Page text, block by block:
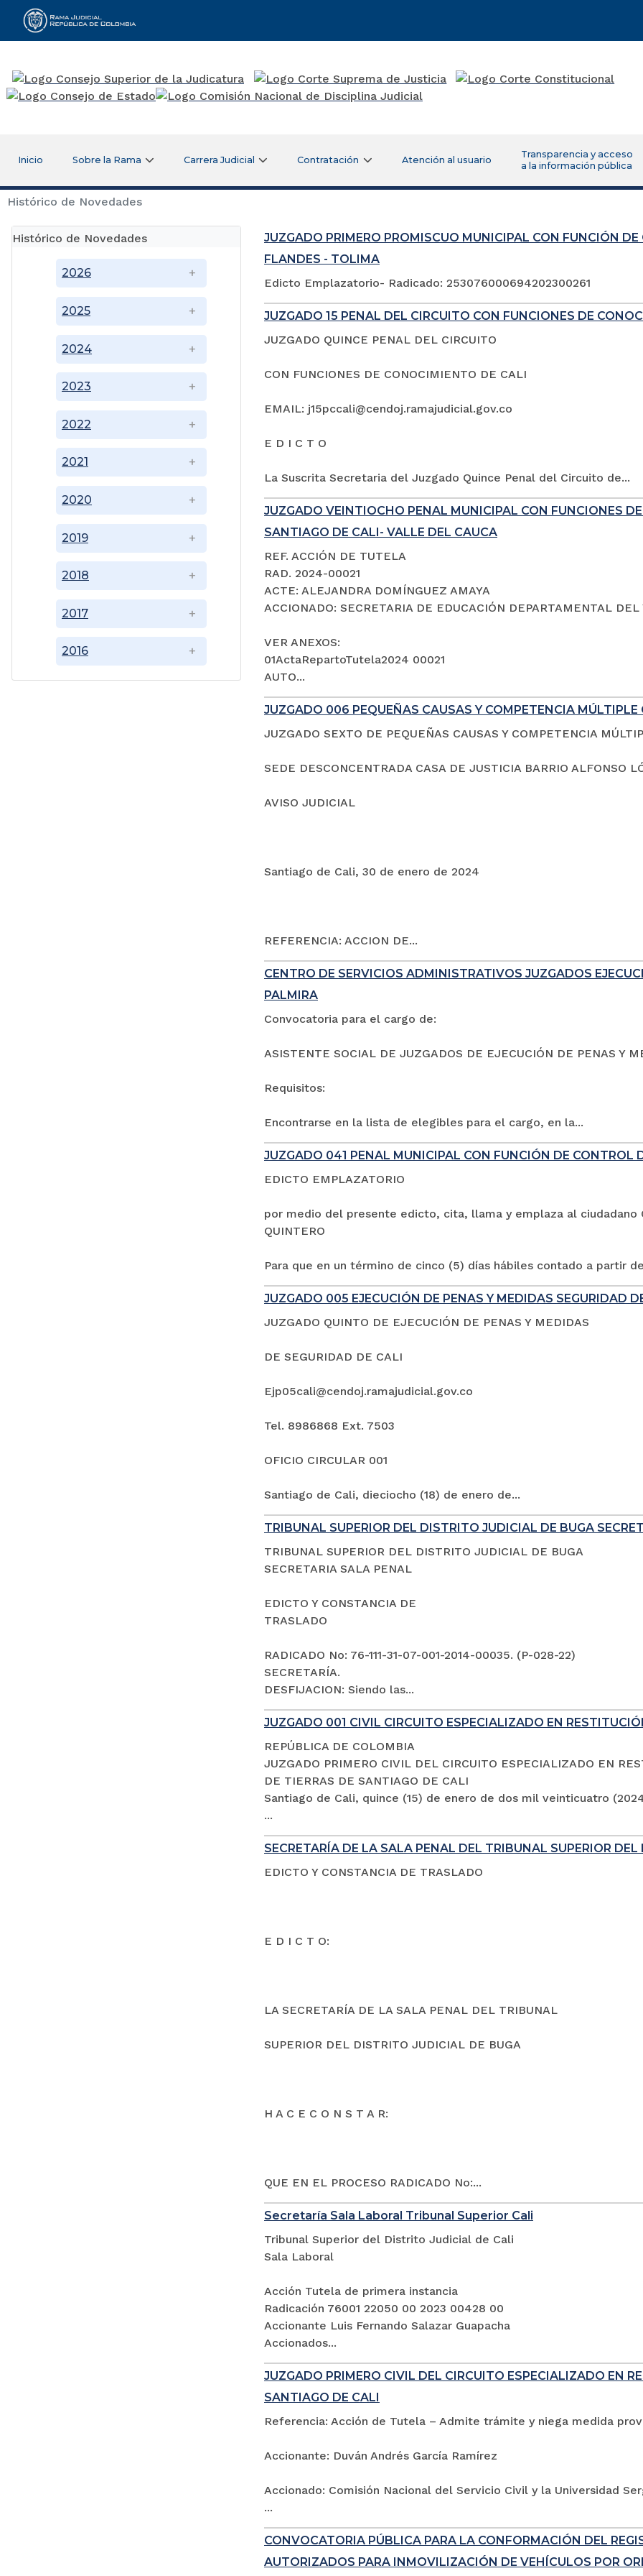
Rama Judicial
Inicio Sobre la Rama Carrera Judicial Contratación Atención al usuario
Transparencia y acceso
a la información pública
Histórico de Novedades
Histórico de Novedades
2016
2017
2018
2019
2020
2021
2022
2023
2024
2025
2026
JUZGADO PRIMERO PROMISCUO MUNICIPAL CON FUNCIÓN
FLANDES - TOLIMA
Edicto Emplazatorio- Radicado: 253076000694202300261
JUZGADO 15 PENAL DEL CIRCUITO CON FUNCIONES DE
JUZGADO QUINCE PENAL DEL CIRCUITO
CON FUNCIONES DE CONOCIMIENTO DE CALI
EMAIL: j15pccali@cendoj.ramajudicial.gov.co
E D I C T O
La Suscrita Secretaria del Juzgado Quince Penal del Circuito de...
JUZGADO VEINTIOCHO PENAL MUNICIPAL CON FUNCIONES
SANTIAGO DE CALI- VALLE DEL CAUCA
REF. ACCIÓN DE TUTELA
RAD. 2024-00021
ACTE: ALEJANDRA DOMÍNGUEZ AMAYA
ACCIONADO: SECRETARIA DE EDUCACIÓN DEPARTAMENTAL
VER ANEXOS:
01ActaRepartoTutela2024 00021
AUTO...
JUZGADO 006 PEQUEÑAS CAUSAS Y COMPETENCIA MÚLTIPLE
JUZGADO SEXTO DE PEQUEÑAS CAUSAS Y COMPETENCIA
SEDE DESCONCENTRADA CASA DE JUSTICIA BARRIO ALFONSO
AVISO JUDICIAL
Santiago de Cali, 30 de enero de 2024
REFERENCIA: ACCION DE...
CENTRO DE SERVICIOS ADMINISTRATIVOS JUZGADOS
PALMIRA
Convocatoria para el cargo de:
ASISTENTE SOCIAL DE JUZGADOS DE EJECUCIÓN DE PENAS Y
Requisitos:
Encontrarse en la lista de elegibles para el cargo, en la...
JUZGADO 041 PENAL MUNICIPAL CON FUNCIÓN DE CONTROL
EDICTO EMPLAZATORIO
por medio del presente edicto, cita, llama y emplaza al ciudadano
QUINTERO
Para que en un término de cinco (5) días hábiles contado a partir
JUZGADO 005 EJECUCIÓN DE PENAS Y MEDIDAS SEGURIDAD
JUZGADO QUINTO DE EJECUCIÓN DE PENAS Y MEDIDAS
DE SEGURIDAD DE CALI
Ejp05cali@cendoj.ramajudicial.gov.co
Tel. 8986868 Ext. 7503
OFICIO CIRCULAR 001
Santiago de Cali, dieciocho (18) de enero de...
TRIBUNAL SUPERIOR DEL DISTRITO JUDICIAL DE BUGA
TRIBUNAL SUPERIOR DEL DISTRITO JUDICIAL DE BUGA
SECRETARIA SALA PENAL
EDICTO Y CONSTANCIA DE
TRASLADO
RADICADO No: 76-111-31-07-001-2014-00035. (P-028-22)
SECRETARÍA.
DESFIJACION: Siendo las...
JUZGADO 001 CIVIL CIRCUITO ESPECIALIZADO EN
REPÚBLICA DE COLOMBIA
JUZGADO PRIMERO CIVIL DEL CIRCUITO ESPECIALIZADO EN
DE TIERRAS DE SANTIAGO DE CALI
Santiago de Cali, quince (15) de enero de dos mil veinticuatro
...
SECRETARÍA DE LA SALA PENAL DEL TRIBUNAL SUPERIOR
EDICTO Y CONSTANCIA DE TRASLADO
E D I C T O:
LA SECRETARÍA DE LA SALA PENAL DEL TRIBUNAL
SUPERIOR DEL DISTRITO JUDICIAL DE BUGA
H A C E C O N S T A R:
QUE EN EL PROCESO RADICADO No:...
Secretaría Sala Laboral Tribunal Superior Cali
Tribunal Superior del Distrito Judicial de Cali
Sala Laboral
Acción Tutela de primera instancia
Radicación 76001 22050 00 2023 00428 00
Accionante Luis Fernando Salazar Guapacha
Accionados...
JUZGADO PRIMERO CIVIL DEL CIRCUITO ESPECIALIZADO EN
SANTIAGO DE CALI
Referencia: Acción de Tutela – Admite trámite y niega medida
Accionante: Duván Andrés García Ramírez
Accionado: Comisión Nacional del Servicio Civil y la Universidad
...
CONVOCATORIA PÚBLICA PARA LA CONFORMACIÓN DEL
AUTORIZADOS PARA INMOVILIZACIÓN DE VEHÍCULOS POR